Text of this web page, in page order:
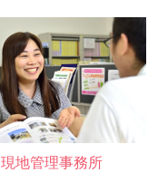
現地管理事務所